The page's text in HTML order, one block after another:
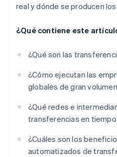
real y dónde se producen
¿Qué contiene este
¿Qué son las
¿Cómo ejecutan las
globales de gran
¿Qué redes e
transferencias en tiempo
¿Cuáles son los
automatizados de